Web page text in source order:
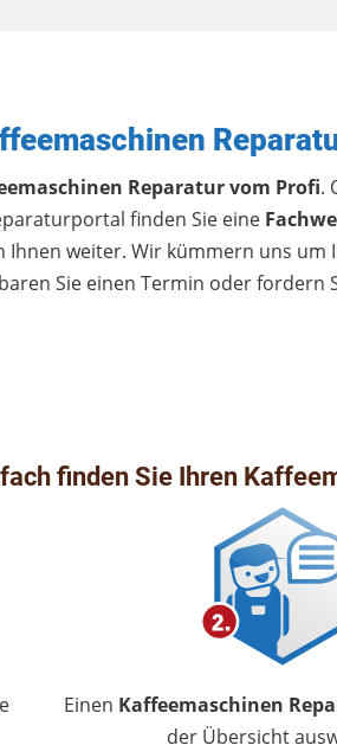
Reparatur vom Profi.
finden Sie eine
Ihnen weiter. Wir kümmern uns um
Sie einen Termin oder fordern
finden Sie Ihren
Einen Kaffeemaschinen
der Übersicht